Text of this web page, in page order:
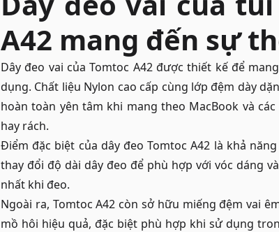
A42 mang đến sự
Dây đeo vai của Tomtoc A42 được thiết kế để
dụng. Chất liệu Nylon cao cấp cùng lớp đệm dày
hoàn toàn yên tâm khi mang theo MacBook và
hay rách.
Điểm đặc biệt của dây đeo Tomtoc A42 là khả
thay đổi độ dài dây đeo để phù hợp với vóc dáng
nhất khi đeo.
Ngoài ra, Tomtoc A42 còn sở hữu miếng đệm vai
mồ hôi hiệu quả, đặc biệt phù hợp khi sử dụng